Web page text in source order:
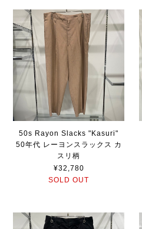
50s Rayon Slacks "Kasuri"
50年代 レーヨンスラックス カ
スリ柄
¥32,780
SOLD OUT